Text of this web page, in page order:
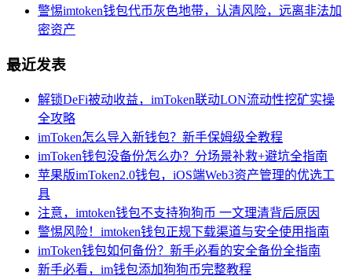
警惕imtoken钱包代币灰色地带，认清风险，远离非法加
密资产
最近发表
解锁DeFi被动收益，imToken联动LON流动性挖矿实操
全攻略
imToken怎么导入新钱包？新手保姆级全教程
imToken钱包没备份怎么办？分场景补救+避坑全指南
苹果版imToken2.0钱包，iOS端Web3资产管理的优选工
具
注意，imtoken钱包不支持狗狗币 一文理清背后原因
警惕风险！imtoken钱包正规下载渠道与安全使用指南
imToken钱包如何备份？新手必看的安全备份全指南
新手必看，im钱包添加狗狗币完整教程